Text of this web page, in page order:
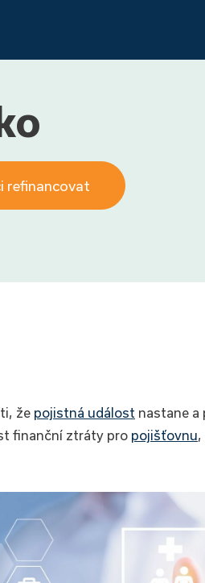
refinancovat
že pojistná událost nastane
finanční ztráty pro pojišťovnu,